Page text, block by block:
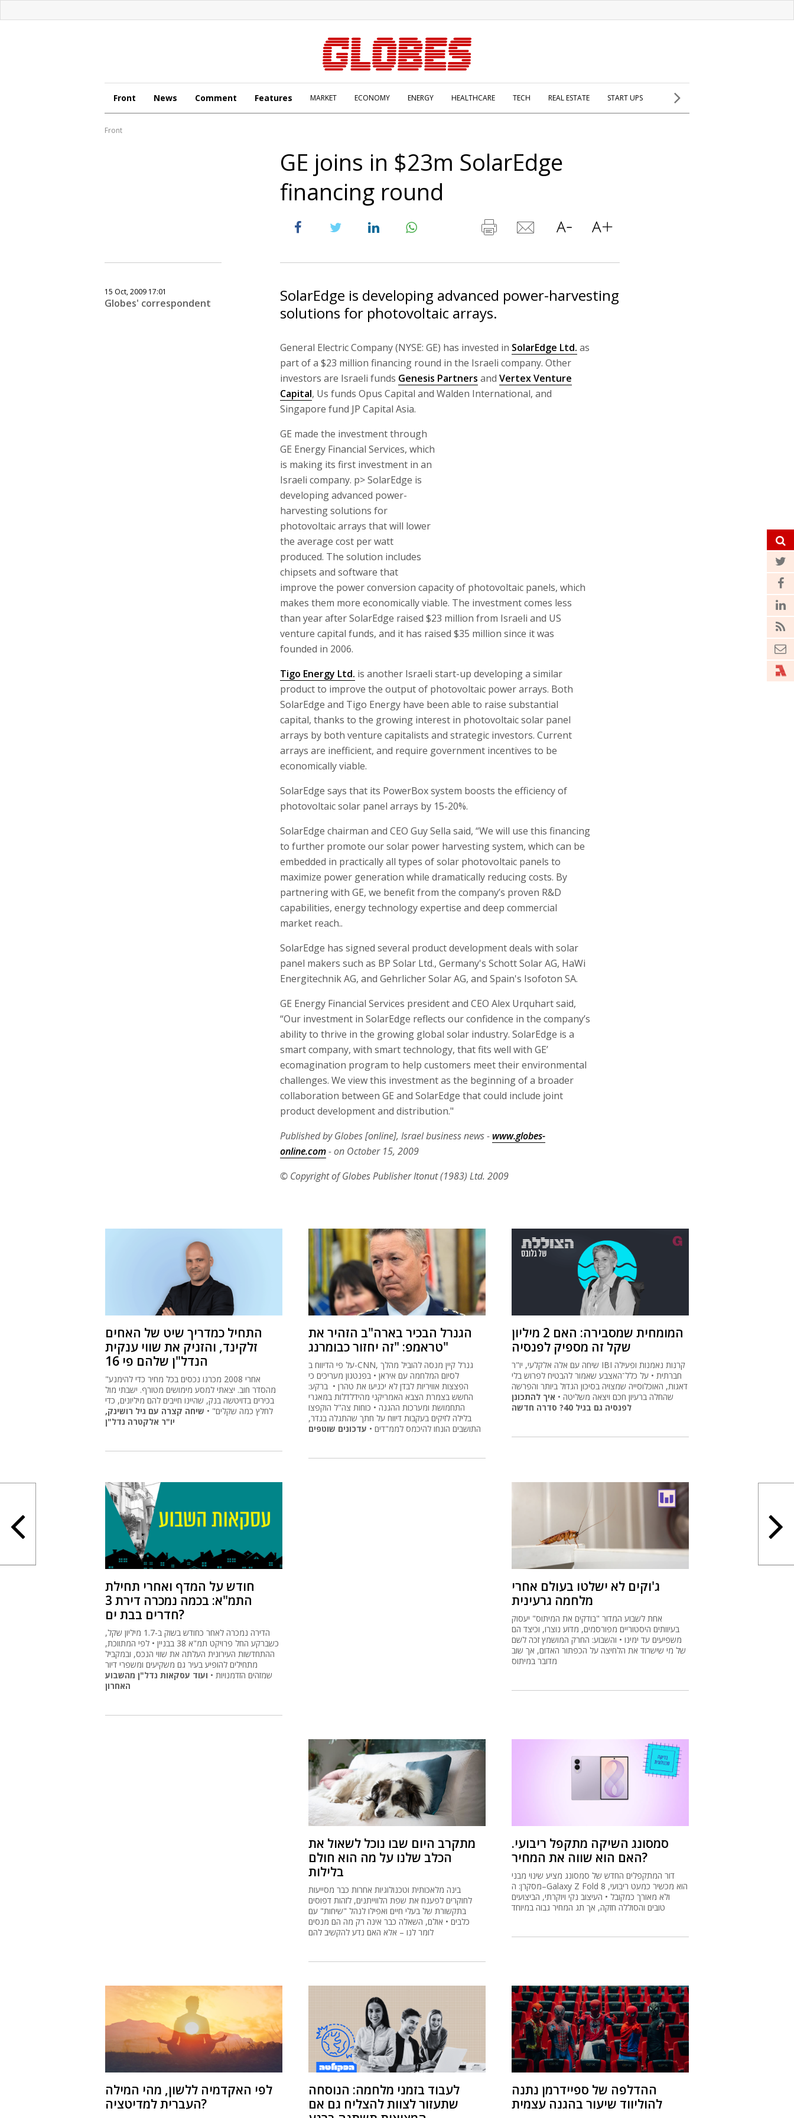
Front News Comment Features MARKET ECONOMY ENERGY HEALTHCARE TECH REAL ESTATE START UPS
Front
GE joins in $23m SolarEdge
financing round
15 Oct, 2009 17:01
Globes' correspondent
SolarEdge is developing advanced power-harvesting
solutions for photovoltaic arrays.
General Electric Company (NYSE: GE) has invested in SolarEdge Ltd. as
part of a $23 million financing round in the Israeli company. Other
investors are Israeli funds Genesis Partners and Vertex Venture
Capital, Us funds Opus Capital and Walden International, and
Singapore fund JP Capital Asia.
GE made the investment through GE Energy Financial Services, which
is making its first investment in an Israeli company. p> SolarEdge is
developing advanced power-harvesting solutions for photovoltaic
arrays that will lower the average cost per watt produced. The
solution includes chipsets and software that improve the power
conversion capacity of photovoltaic panels, which makes them more
economically viable. The investment comes less than year after
SolarEdge raised $23 million from Israeli and US venture capital
funds, and it has raised $35 million since it was founded in 2006.
Tigo Energy Ltd.
is another Israeli start-up developing a similar
product to improve the output of photovoltaic power arrays. Both
SolarEdge and Tigo Energy have been able to raise substantial
capital, thanks to the growing interest in photovoltaic solar panel
arrays by both venture capitalists and strategic investors. Current
economically viable.
SolarEdge says that its PowerBox system boosts the efficiency of
photovoltaic solar panel arrays by 15-20%.
SolarEdge chairman and CEO Guy Sella said, “We will use this financing
to further promote our solar power harvesting system, which can be
embedded in practically all types of solar photovoltaic panels to
maximize power generation while dramatically reducing costs. By
partnering with GE, we benefit from the company’s proven R&D
capabilities, energy technology expertise and deep commercial
market reach..
SolarEdge has signed several product development deals with solar
panel makers such as BP Solar Ltd., Germany's Schott Solar AG, HaWi
Energitechnik AG, and Gehrlicher Solar AG, and Spain's Isofoton SA.
GE Energy Financial Services president and CEO Alex Urquhart said,
“Our investment in SolarEdge reflects our confidence in the company’s
ability to thrive in the growing global solar industry. SolarEdge is a
smart company, with smart technology, that fits well with GE’
ecomagination program to help customers meet their environmental
challenges. We view this investment as the beginning of a broader
collaboration between GE and SolarEdge that could include joint
product development and distribution."
Published by Globes [online], Israel business news -
www.globes-
online.com - on October 15, 2009
© Copyright of Globes Publisher Itonut (1983) Ltd. 2009
התחיל כמדריך שיט של האחים
זלקינד, והזניק את שווי ענקית
הנדל"ן שלהם פי 16
מהסדר חוב. יצאתי למסע מימושים מטורף. ישבתי מול
בכירים בדויטשה בנק, שהיינו חייבים להם מיליונים, כדי
לחלץ כמה שקלים" •שיחה קצרה עם גיל רושינק,
יו"ר אלקטרה נדל"ן
הגנרל הבכיר בארה"ב הזהיר את
על פי הדיווח ב-CNN, גנרל קיין מנסה להוביל מהלך
לסיום המלחמה עם איראן • בפנטגון מעריכים כי
הפצצות אוויריות לבדן לא יכניעו את טהרן • ברקע:
החשש בצמרת הצבא האמריקני מהידלדלות במאגרי
התחמושת ומערכות ההגנה • כוחות צה"ל הוקפצו
בלילה לזיקים בעקבות דיווח על חתך שהתגלה בגדר,
התושבים הונחו להיכמס לממ"דים •עדכונים שוטפים
המומחית שמסבירה: האם 2 מיליון
שקל זה מספיק לפנסיה
שיחה עם אלה אלקלעי, יו"ר IBI קרנות נאמנות ופעילה
חברתית • על כלל־האצבע שאמור להבטיח לפרוש בלי
דאגות, האוכלוסייה שמצויה בסיכון הגדול ביותר והפרשה
שהחלה ברעיון חכם ויצאה משליטה •
לפנסיה גם בגיל 40? סדרה חדשה
חודש על המדף ואחרי תחילת
חדרים בבת ים?
הדירה נמכרה לאחר כחודש בשוק ב-1.7 מיליון שקל,
כשברקע החל פרויקט תמ"א 38 בבניין • לפי המתווכת,
ההתחדשות העירונית העלתה את שווי הנכס, ובמקביל
מתחילים להופיע בעיר גם משקיעים ומשפרי דיור
שמזהים הזדמנויות •ועוד עסקאות נדל"ן מהשבוע
האחרון
ג'וקים לא ישלטו בעולם אחרי
מלחמה גרעינית
אחת לשבוע המדור "בודקים את המיתוס" יעסוק
בעיוותים היסטוריים מפורסמים, מדוע נוצרו, וכיצד הם
משפיעים עד ימינו • והשבוע: החרק המושמץ זכה לשם
מדובר במיתוס
מתקרב היום שבו נוכל לשאול את
הכלב שלנו על מה הוא חולם
בלילות
בינה מלאכותית וטכנולוגיות אחרות כבר מסייעות
לחוקרים לפענח את שפת הלווייתנים, לזהות דפוסים
בתקשורת של בעלי חיים ואפילו לנהל "שיחות" עם
כלבים • אולם, השאלה כבר אינה רק מה הם מנסים
לומר לנו – אלא האם נדע להקשיב להם
סמסונג השיקה מתקפל ריבועי.
האם הוא שווה את המחיר?
דור המתקפלים החדש של סמסונג מציע שינוי מבני
ולא מאורך כמקובל • העיצוב נקי ויוקרתי, הביצועים
לפי האקדמיה ללשון, מהי המילה
העברית למדיטציה?
מהו סקסטיליס, איזה כלי נגינה הוא התיאורבו, ומי
המציא את המזגן המודרני? •הטריוויה השבועית
לעבוד בזמני מלחמה: הנוסחה
שתעזור לצוות להצליח גם אם
המציאות תשתנה ברגע
בעידן של עבודה מרחוק תחת אזעקות, עובדים במילואים
ולקוחות שמשנים דרישות, יש מי שמגיבים במהירות, ויש
מי שנותרים מאחור • מחקר חדש של אוניברסיטת תל
אביב מראה מה מאפשר לחלק מהצוותים להסתגל מהר
יותר לשינויים, וכיצד היכולת הזו משפרת ביצועים
בסביבה דינמית ומשתנה
ההדלפה של ספיידרמן נתנה
להוליווד שיעור בהגנה עצמית
העותק המודלף של ספיידרמן שצבר מיליוני צפיות בתוך
שעות חשף כיצד X הפכה מצינור הפצה לרשת חברתית
לתשתית פיראטית יעילה • בזמן שהאולפנים ממשיכים
להסתמך על כלים משפטיים, הוליווד מבינה שקו ההגנה
החדש עשוי להיות דווקא חוויית הקולנוע עצמה